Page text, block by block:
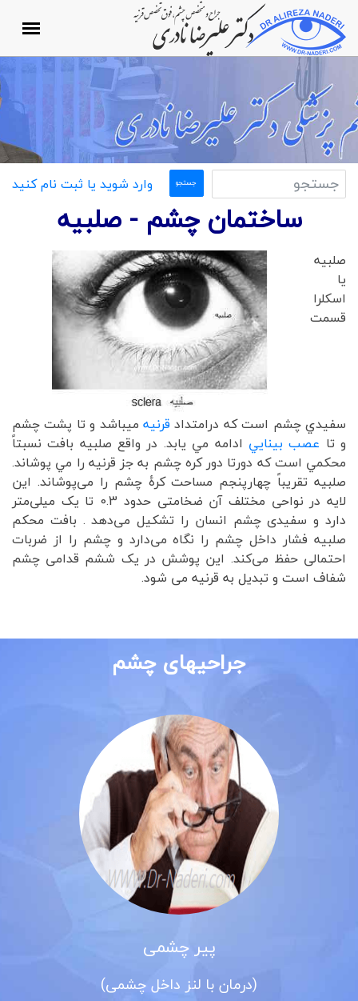
وارد شوید یا ثبت نام کنید
ساختمان چشم - صلبيه
صلبيه
یا
اسکلرا
قسمت
سفيدي چشم است که درامتداد قرنيه ميباشد و تا پشت چشم
و تا عصب بينايي ادامه مي يابد. در واقع صلبيه بافت نسبتاً
محكمي است كه دورتا دور كره چشم به جز قرنيه را مي پوشاند.
صلبیه تقریباً چهارپنجم مساحت کرهٔ چشم را می‌پوشاند. این
لایه در نواحی مختلف آن ضخامتی حدود 0.3 تا یک میلی‌متر
دارد و سفیدی چشم انسان را تشکیل می‌دهد . بافت محکم
صلبیه فشار داخل چشم را نگاه می‌دارد و چشم را از ضربات
احتمالی حفظ می‌کند. این پوشش در یک ششم قدامی چشم
شفاف است و تبدیل به قرنیه می شود.
جراحیهای چشم
پیر چشمی
(درمان با لنز داخل چشمی)